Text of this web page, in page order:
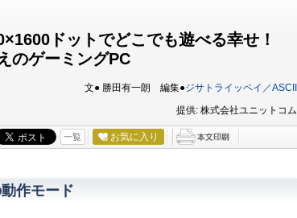
ドットでどこでも遊べる幸せ！
のゲーミングPC
文● 勝田有一朗 編集●ジサトライッペイ／ASCII
提供: 株式会社ユニットコム
一覧 お気に入り
作モード